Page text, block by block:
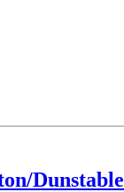
Dunstable